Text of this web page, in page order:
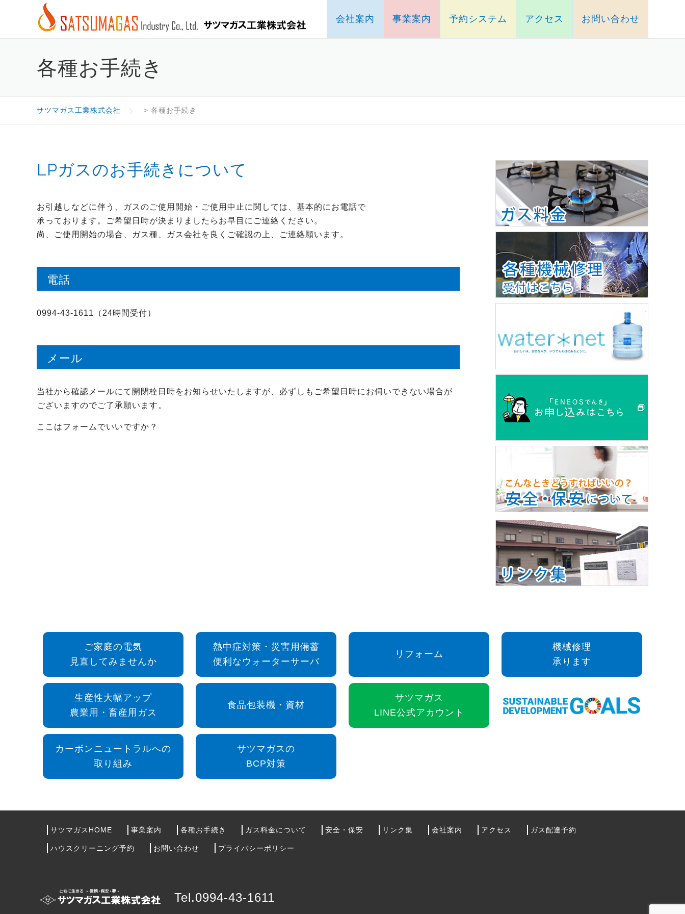
会社案内 事業案内 予約システム アクセス お問い合わせ
各種お手続き
サツマガス工業株式会社 > 各種お手続き
LPガスのお手続きについて
お引越しなどに伴う、ガスのご使用開始・ご使用中止に関しては、基本的にお電話で
承っております。ご希望日時が決まりましたらお早目にご連絡ください。
尚、ご使用開始の場合、ガス種、ガス会社を良くご確認の上、ご連絡願います。
電話
0994-43-1611（24時間受付）
メール
当社から確認メールにて開閉栓日時をお知らせいたしますが、必ずしもご希望日時にお伺いできない場合が
ございますのでご了承願います。
ここはフォームでいいですか？
ご家庭の電気
見直してみませんか
熱中症対策・災害用備蓄
便利なウォーターサーバ
リフォーム
機械修理
承ります
生産性大幅アップ
農業用・畜産用ガス
食品包装機・資材
サツマガス
LINE公式アカウント
カーボンニュートラルへの
取り組み
サツマガスの
BCP対策
サツマガスHOME 事業案内 各種お手続き ガス料金について 安全・保安 リンク集 会社案内 アクセス ガス配達予約
ハウスクリーニング予約 お問い合わせ プライバシーポリシー
Tel.0994-43-1611